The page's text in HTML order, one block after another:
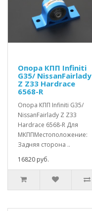
Опора КПП Infiniti
G35/ NissanFairlady
Z Z33 Hardrace
6568-R
Опора КПП Infiniti G35/
NissanFairlady Z Z33
Hardrace 6568-R Для
МКППМестоположение:
Задняя сторона ..
16820 руб.